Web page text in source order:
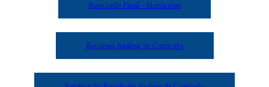
Resultado Final - Matrículas
Recursos Análise de Currículo